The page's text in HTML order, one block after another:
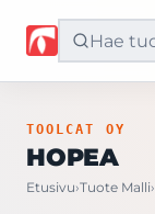
Etusivu
TOOLCAT OY
HOPEA
Etusivu›Tuote Malli›